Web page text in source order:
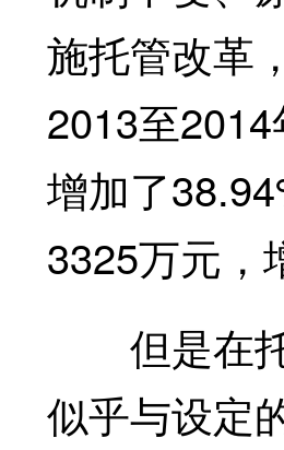
施托管改革
2013至
增加了
3325万元，
但是在托
似乎与设定